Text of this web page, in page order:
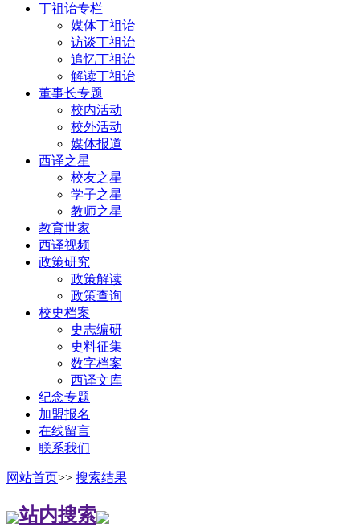
丁祖诒专栏
媒体丁祖诒
访谈丁祖诒
追忆丁祖诒
解读丁祖诒
董事长专题
校内活动
校外活动
媒体报道
西译之星
校友之星
学子之星
教师之星
教育世家
西译视频
政策研究
政策解读
政策查询
校史档案
史志编研
史料征集
数字档案
西译文库
纪念专题
加盟报名
在线留言
联系我们
网站首页>> 搜索结果
站内搜索